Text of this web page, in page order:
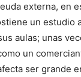
externa, en
un estudio
aulas; unas
un
ser grande